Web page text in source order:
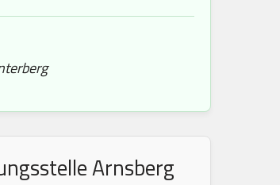
Arnsberg